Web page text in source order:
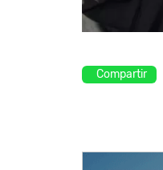
Compartir